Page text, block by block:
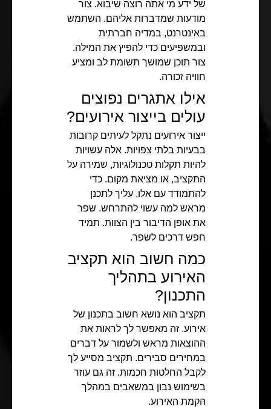
של ידע מי אתה רוצה שיבוא. צור
מודעות שמדברות אליהם. השתמש
באינטרנט, במדיה חברתית
ובמשפיעים כדי להפיץ את המילה.
צור תוכן שמושך תשומת לב ומציע
חוויה זכורה.
אילו אתגרים נפוצים
עולים בייצור אירועים?
ייצור אירועים נתקל לעיתים קרובות
בבעיות בלתי צפויות. אלה עשויות
להיות תקלות טכנולוגיות, שמירה על
התקציב, או מציאת מקום. כדי
להתמודד עם אלו, עליך לתכנן
מראש למה עשוי להתרחש. שפר
את אופן הדיבור בין הצוות. תמיד
חפש דרכים לשפר.
כמה חשוב הוא תקציב
האירוע בתהליך
התכנון?
תקציב הוא נושא חשוב בתכנון של
אירוע. זה מאפשר לך לראות את
ההוצאות מראש ולשמור על דברים
במחירים סבירים. תקציב מסייע לך
לקבל החלטות חכמות. זה גם עוזר
בשימוש נבון במשאבים במהלך
הקמת האירוע.